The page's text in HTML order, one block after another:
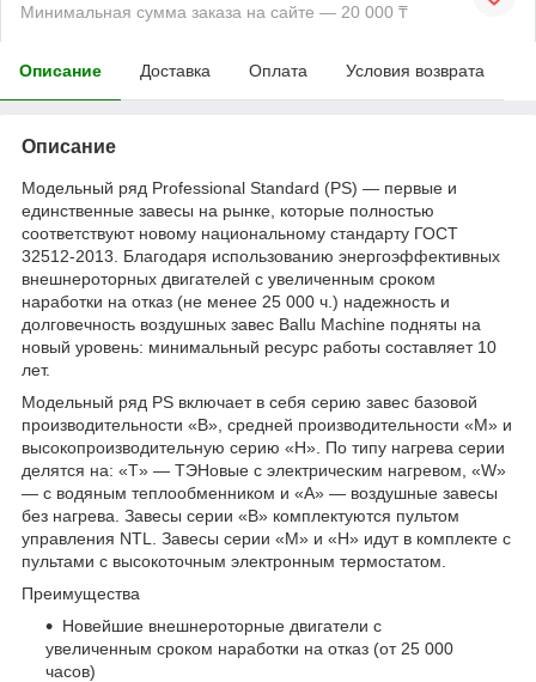
Минимальная сумма заказа на сайте — 20 000 ₸
Описание Доставка Оплата Условия возврата
Описание
Модельный ряд Professional Standard (PS) — первые и
единственные завесы на рынке, которые полностью
соответствуют новому национальному стандарту ГОСТ
32512-2013. Благодаря использованию энергоэффективных
внешнероторных двигателей с увеличенным сроком
наработки на отказ (не менее 25 000 ч.) надежность и
долговечность воздушных завес Ballu Machine подняты на
новый уровень: минимальный ресурс работы составляет 10
лет.
Модельный ряд PS включает в себя серию завес базовой
производительности «B», средней производительности «M» и
высокопроизводительную серию «H». По типу нагрева серии
делятся на: «T» — ТЭНовые с электрическим нагревом, «W»
— с водяным теплообменником и «A» — воздушные завесы
без нагрева. Завесы серии «B» комплектуются пультом
управления NTL. Завесы серии «M» и «H» идут в комплекте с
пультами с высокоточным электронным термостатом.
Преимущества
Новейшие внешнероторные двигатели с
увеличенным сроком наработки на отказ (от 25 000
часов)